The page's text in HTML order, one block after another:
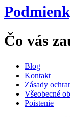
Čo vás
Blog
Kontakt
Zásady
Všeobecné
Poistenie